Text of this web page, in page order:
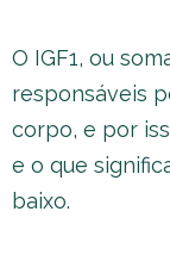
O IGF1, ou
responsáveis
corpo, e por
e o que
baixo.